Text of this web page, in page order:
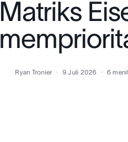
Matriks
Ryan Tronier 9 Juli 2026 6